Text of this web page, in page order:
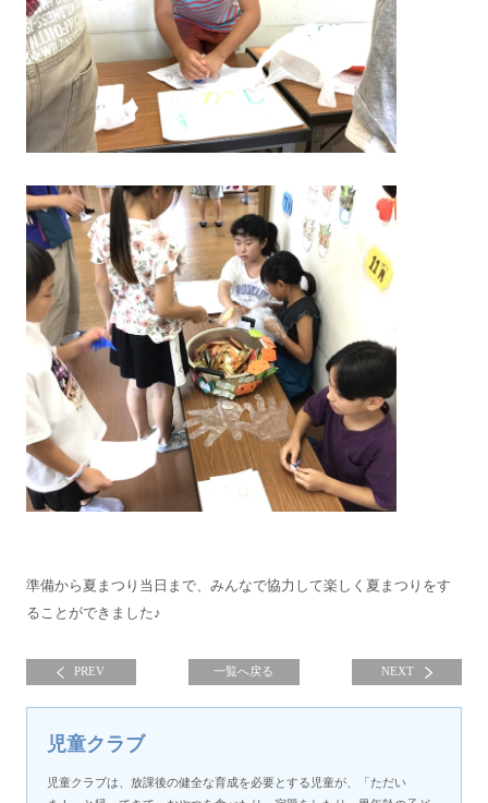
準備から夏まつり当日まで、みんなで協力して楽しく夏まつりをす
ることができました♪
PREV 一覧へ戻る NEXT
児童クラブ
児童クラブは、放課後の健全な育成を必要とする児童が、「ただい